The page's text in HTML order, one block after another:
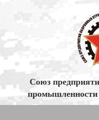
Союз
промышленности